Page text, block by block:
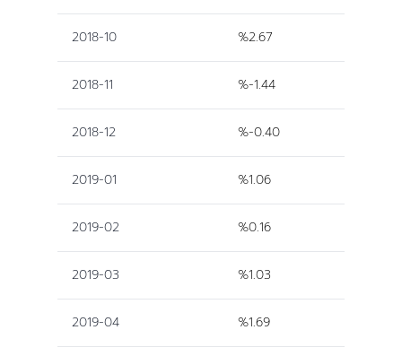
2018-10 %2.67
2018-11 %-1.44
2018-12 %-0.40
2019-01 %1.06
2019-02 %0.16
2019-03 %1.03
2019-04 %1.69